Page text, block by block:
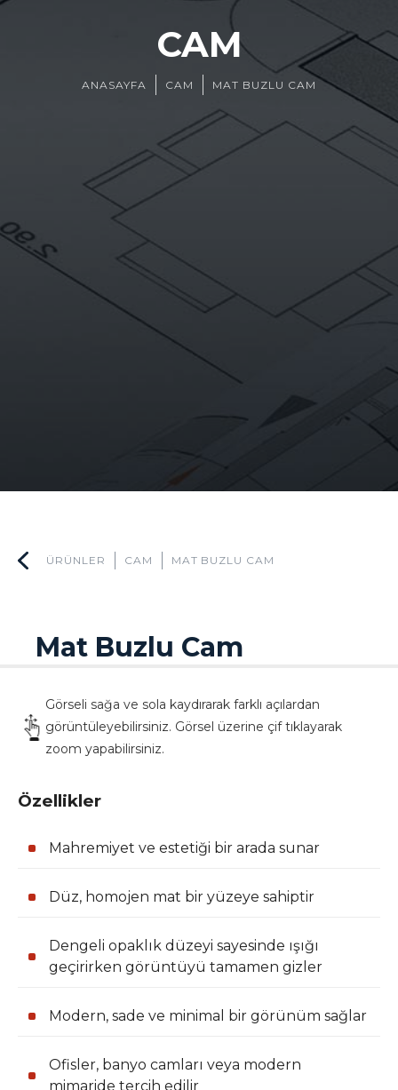
CAM
ANASAYFA CAM MAT BUZLU CAM
ÜRÜNLER CAM MAT BUZLU CAM
Mat Buzlu Cam
Görseli sağa ve sola kaydırarak farklı açılardan
görüntüleyebilirsiniz. Görsel üzerine çif tıklayarak
zoom yapabilirsiniz.
Özellikler
Mahremiyet ve estetiği bir arada sunar
Düz, homojen mat bir yüzeye sahiptir
Dengeli opaklık düzeyi sayesinde ışığı
geçirirken görüntüyü tamamen gizler
Modern, sade ve minimal bir görünüm sağlar
Ofisler, banyo camları veya modern
mimaride tercih edilir